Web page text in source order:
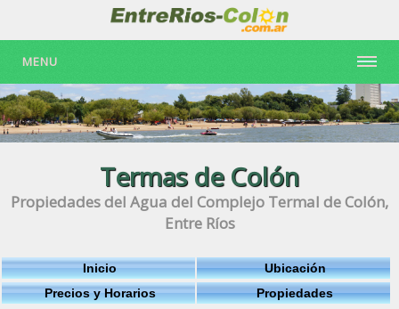
MENU
Termas de Colón
Propiedades del Agua del Complejo Termal de Colón,
Entre Ríos
Inicio
Ubicación
Precios y Horarios
Propiedades